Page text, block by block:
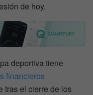
de hoy.
deportiva tiene
financieros
tras el cierre de los